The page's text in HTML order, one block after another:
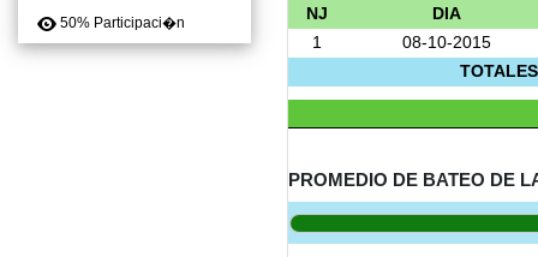
50% Participaci�n NJ
DIA
1
08-10-2015
TOTALES
PROMEDIO DE BATEO DE